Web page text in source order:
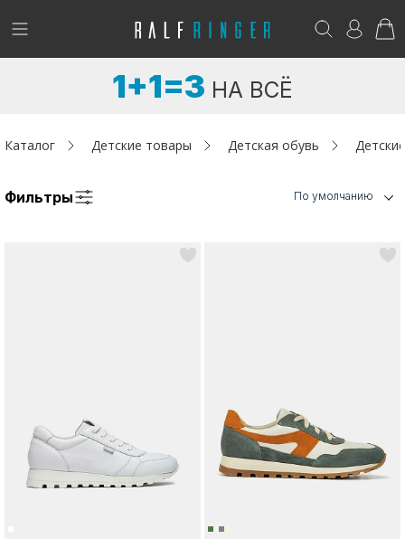
!
Женщинам
Возникли вопросы? - club@ralf.ru
1+1=3 НА ВСЁ
Каталог Детские товары Детская обувь
Фильтры По умолчанию